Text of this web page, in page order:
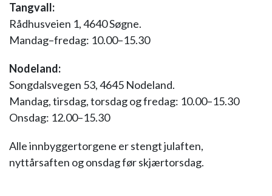
Tangvall:
Rådhusveien 1, 4640 Søgne.
Mandag–fredag: 10.00–15.30
Nodeland:
Songdalsvegen 53, 4645 Nodeland.
Mandag, tirsdag, torsdag og fredag: 10.00–15.30
Onsdag: 12.00–15.30
Alle innbyggertorgene er stengt julaften,
nyttårsaften og onsdag før skjærtorsdag.